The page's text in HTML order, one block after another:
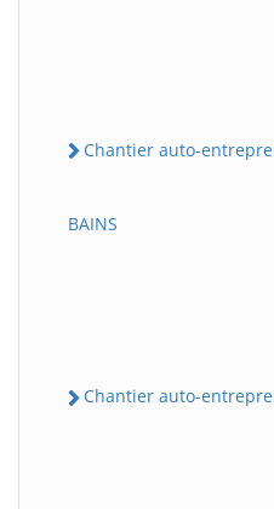
Chantier auto-
BAINS
Chantier auto-